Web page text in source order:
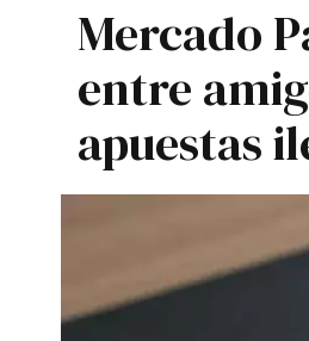
Mercado
entre
apuestas